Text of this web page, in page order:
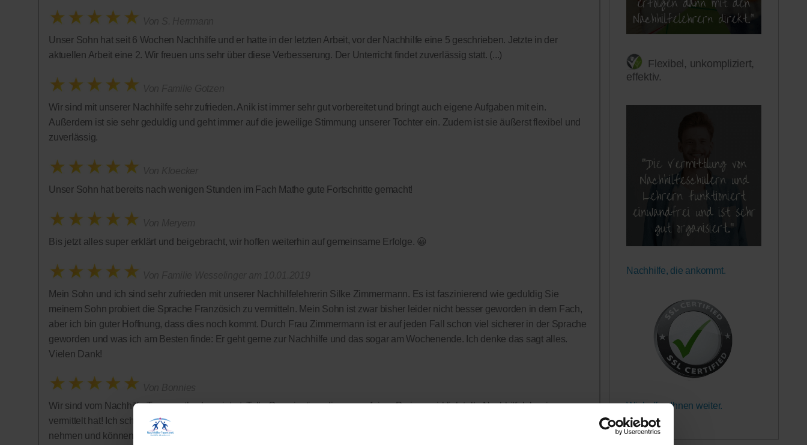
Flexibel, unkompliziert,
effektiv.
Nachhilfe, die ankommt.
Wir helfen Ihnen weiter.
Garantiert.
Unser Sohn hat seit 6 Wochen Nachhilfe und er hatte in der letzten Arbeit, vor der Nachhilfe eine 5 geschrieben. Jetzte in der
aktuellen Arbeit eine 2. Wir freuen uns sehr über diese Verbesserung. Der Unterricht findet zuverlässig statt. (...)
Wir sind mit unserer Nachhilfe sehr zufrieden. Anik ist immer sehr gut vorbereitet und bringt auch eigene Aufgaben mit ein.
Außerdem ist sie sehr geduldig und geht immer auf die jeweilige Stimmung unserer Tochter ein. Zudem ist sie äußerst flexibel und
zuverlässig.
Unser Sohn hat bereits nach wenigen Stunden im Fach Mathe gute Fortschritte gemacht!
Bis jetzt alles super erklärt und beigebracht, wir hoffen weiterhin auf gemeinsame Erfolge. 😀
Mein Sohn und ich sind sehr zufrieden mit unserer Nachhilfelehrerin Silke Zimmermann. Es ist faszinierend wie geduldig Sie
meinem Sohn probiert die Sprache Französich zu vermitteln. Mein Sohn ist zwar bisher leider nicht besser geworden in dem Fach,
aber ich bin guter Hoffnung, dass dies noch kommt. Durch Frau Zimmermann ist er auf jeden Fall schon viel sicherer in der Sprache
geworden und was ich am Besten finde: Er geht gerne zur Nachhilfe und das sogar am Wochenende. Ich denke das sagt alles.
Vielen Dank!
Wir sind vom Nachhilfe-Team restlos begeistert: Tolle Organisation, die uns zu fairen Preisen wirklich tolle Nachhilfelehrerinnen
vermittelt hat! Ich schätze auch sehr, dass auf ein Abo komplett verzichtet wird - wir zahlen nur die Leistung, die wir auch in Anspruch
nehmen und können jederzeit aufhören - was wir allerdings auch bei deutlich besseren Noten so schnell nicht machen werden!